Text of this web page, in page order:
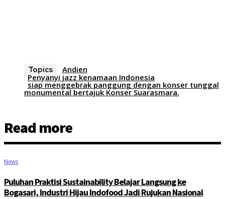
Topics
Andien
Penyanyi jazz kenamaan Indonesia
siap menggebrak panggung dengan konser tunggal
monumental bertajuk Konser Suarasmara.
Read more
News
Puluhan Praktisi Sustainability Belajar Langsung ke
Bogasari, Industri Hijau Indofood Jadi Rujukan Nasional